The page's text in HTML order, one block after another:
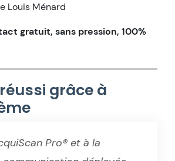
Louis Ménard
gratuit, sans pression, 100%
grâce à
Pro® et à la